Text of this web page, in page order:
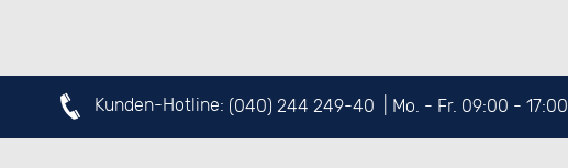
Kunden-Hotline: (040) 244 249-40 | Mo. - Fr. 09:00 - 17:00